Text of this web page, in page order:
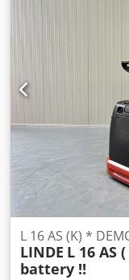
L 16 AS (K) *
LINDE L 16 AS
battery !!